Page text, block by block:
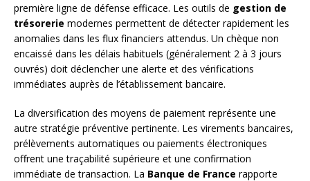
première ligne de défense efficace. Les outils de gestion de
trésorerie modernes permettent de détecter rapidement les
anomalies dans les flux financiers attendus. Un chèque non
encaissé dans les délais habituels (généralement 2 à 3 jours
ouvrés) doit déclencher une alerte et des vérifications
immédiates auprès de l’établissement bancaire.
La diversification des moyens de paiement représente une
autre stratégie préventive pertinente. Les virements bancaires,
prélèvements automatiques ou paiements électroniques
offrent une traçabilité supérieure et une confirmation
immédiate de transaction. La Banque de France rapporte